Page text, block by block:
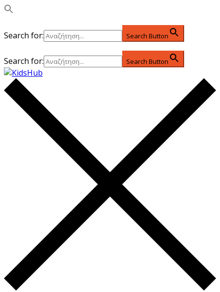
Search for: Search Button
Search for: Search Button